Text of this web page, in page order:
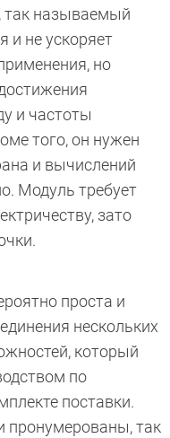
так называемый
и не ускоряет
но
и частоты
того, он нужен
и вычислений
Модуль требует
зато
проста и
нескольких
который
по
поставки.
пронумерованы, так